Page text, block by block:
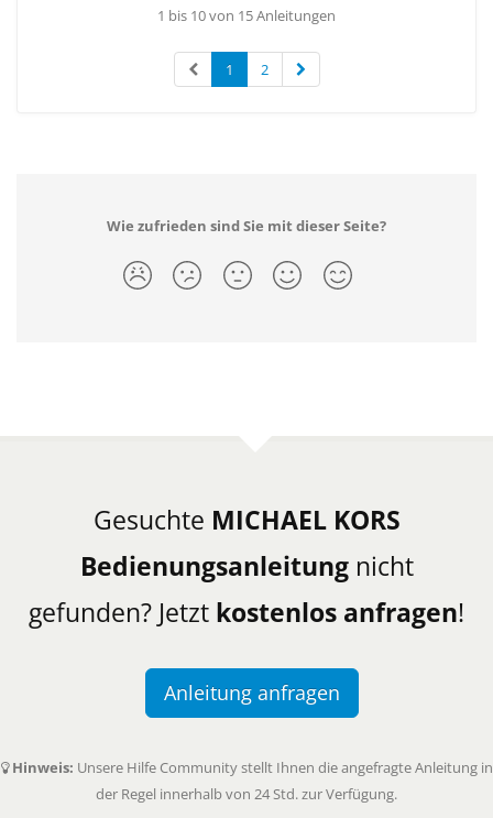
1 bis 10 von 15 Anleitungen
1 2
Wie zufrieden sind Sie mit dieser Seite?
Gesuchte MICHAEL KORS
Bedienungsanleitungnicht
gefunden? Jetzt kostenlos anfragen!
Anleitung anfragen
Hinweis: Unsere Hilfe Community stellt Ihnen die angefragte Anleitung in
der Regel innerhalb von 24 Std. zur Verfügung.